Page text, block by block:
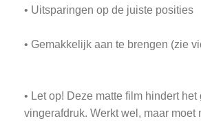
• Uitsparingen op de juiste posities
• Gemakkelijk aan te brengen (zie
• Let op! Deze matte film hindert
vingerafdruk. Werkt wel, maar moet